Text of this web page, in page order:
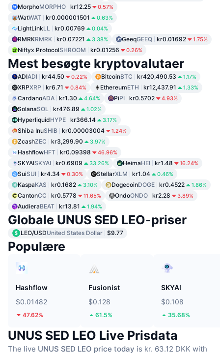
MorphoMORPHO kr12.25 0.57%
WatWAT kr0.000001501 0.63%
LightLinkLL kr0.00769 0.04%
RMRKRMRK kr0.07221 3.38% GeeqGEEQ kr0.01692 1.75%
Niftyx ProtocolSHROOM kr0.01256 0.26%
Mest besøgte kryptovalutaer
ADIADI kr44.50 0.22% BitcoinBTC kr420,490.53 1.17%
XRPXRP kr6.71 0.84% EthereumETH kr12,437.91 1.33%
CardanoADA kr1.30 4.64% PiPI kr0.5702 4.93%
SolanaSOL kr476.89 1.02%
HyperliquidHYPE kr366.14 3.17%
Shiba InuSHIB kr0.00003004 1.24%
ZcashZEC kr3,299.90 3.97%
HashflowHFT kr0.09398 46.96%
SKYAISKYAI kr0.6909 33.26% HeimaHEI kr1.48 16.24%
SuiSUI kr4.34 0.30% StellarXLM kr1.04 0.46%
KaspaKAS kr0.1682 3.10% DogecoinDOGE kr0.4522 1.86%
CantonCC kr0.5778 11.65% OndoONDO kr2.28 3.89%
AudieraBEAT kr13.81 1.94%
Globale UNUS SED LEO-priser
LEO/USDUnited States Dollar $9.77
Populære
Hashflow
$0.01482
47.62%
Fusionist
$0.128
61.5%
SKYAI
$0.108
35.68%
UNUS SED LEO Live Prisdata
The live UNUS SED LEO price today is kr. 63.12 DKK with